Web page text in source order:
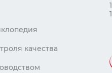
качества